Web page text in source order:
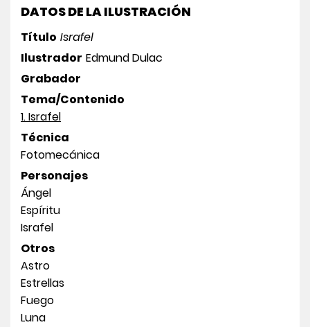
DATOS DE LA ILUSTRACIÓN
Título Israfel
Ilustrador Edmund Dulac
Grabador
Tema/Contenido
1. Israfel
Técnica
Fotomecánica
Personajes
Ángel
Espíritu
Israfel
Otros
Astro
Estrellas
Fuego
Luna